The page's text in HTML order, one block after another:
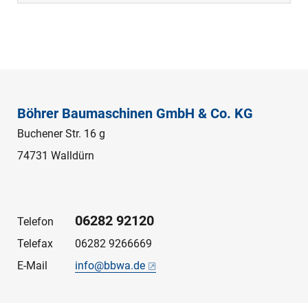
Böhrer Baumaschinen GmbH & Co. KG
Buchener Str. 16 g
74731 Walldürn
Telefon 06282 92120
Telefax
06282 9266669
E-Mail
info@bbwa.de